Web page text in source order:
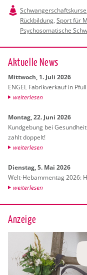
Schwangerschaftskurse
Rückbildung, Sport für
Psychosomatische
Ak­tu­el­le News
Mitt­woch, 1. Juli 2026
ENGEL Fa­brik­ver­kauf in
wei­ter­le­sen
Mon­tag, 22. Juni 2026
Kund­ge­bung bei
zahlt dop­pelt!
wei­ter­le­sen
Diens­tag, 5. Mai 2026
Welt-Heb­am­men­tag 2026:
wei­ter­le­sen
Anzeige